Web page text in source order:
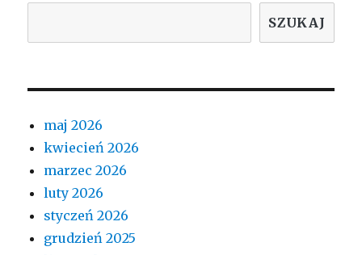
SZUKAJ
maj 2026
kwiecień 2026
marzec 2026
luty 2026
styczeń 2026
grudzień 2025